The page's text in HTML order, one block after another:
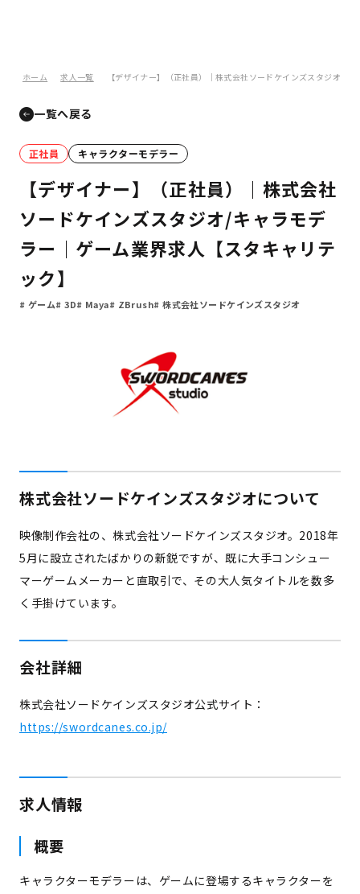
ホーム 求人一覧 【デザイナー】（正社員）｜株式会社ソードケインズスタジオ/
一覧へ戻る
正社員 キャラクターモデラー
【デザイナー】（正社員）｜株式会社
ソードケインズスタジオ/キャラモデ
ラー｜ゲーム業界求人【スタキャリテ
ック】
ゲーム 3D Maya ZBrush 株式会社ソードケインズスタジオ
株式会社ソードケインズスタジオについて
映像制作会社の、株式会社ソードケインズスタジオ。2018年
5月に設立されたばかりの新鋭ですが、既に大手コンシュー
マーゲームメーカーと直取引で、その大人気タイトルを数多
く手掛けています。
会社詳細
株式会社ソードケインズスタジオ公式サイト：
https://swordcanes.co.jp/
求人情報
概要
キャラクターモデラーは、ゲームに登場するキャラクターを